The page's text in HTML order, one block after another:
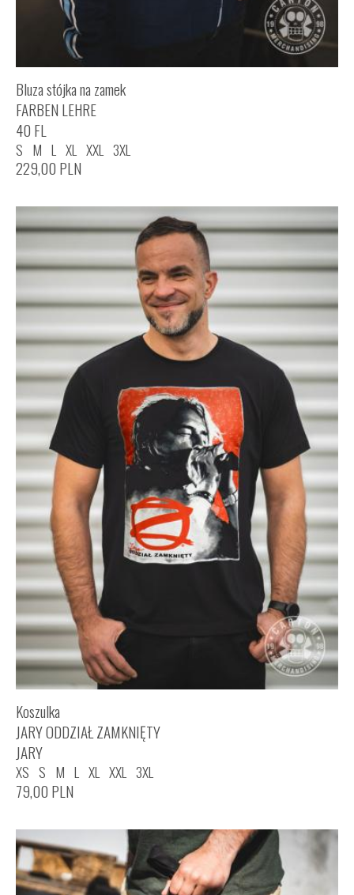
Bluza stójka na zamek
FARBEN LEHRE
40 FL
S M L XL XXL 3XL
229,00 PLN
Koszulka
JARY ODDZIAŁ ZAMKNIĘTY
JARY
XS S M L XL XXL 3XL
79,00 PLN